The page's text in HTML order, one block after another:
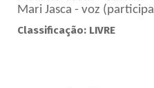
Mari Jasca - voz
Classificação: LIVRE